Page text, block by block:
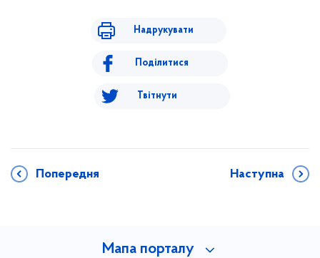
Надрукувати
Поділитися
Твітнути
Попередня Наступна
Мапа порталу